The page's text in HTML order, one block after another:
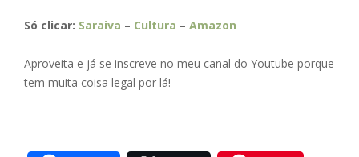
Só clicar: Saraiva – Cultura – Amazon
Aproveita e já se inscreve no meu canal do Youtube porque
tem muita coisa legal por lá!